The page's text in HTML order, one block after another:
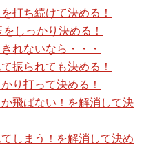
打ち続けて決める！
しっかり決める！
れないなら・・・
振られても決める！
り打って決める！
飛ばない！を解消して決
しまう！を解消して決め